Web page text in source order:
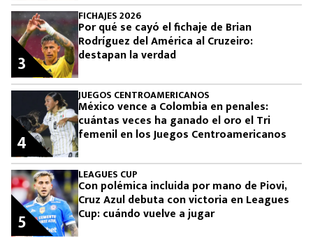
FICHAJES 2026
Por qué se cayó el fichaje de Brian
Rodríguez del América al Cruzeiro:
destapan la verdad
3
JUEGOS CENTROAMERICANOS
México vence a Colombia en penales:
cuántas veces ha ganado el oro el Tri
femenil en los Juegos Centroamericanos
4
LEAGUES CUP
Con polémica incluida por mano de Piovi,
Cruz Azul debuta con victoria en Leagues
Cup: cuándo vuelve a jugar
5